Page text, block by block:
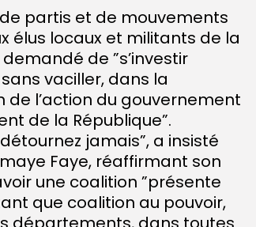
partis et de mouvements
élus locaux et militants de la
de ”s’investir
vaciller, dans la
de l’action du gouvernement
de la République”.
jamais”, a insisté
Faye, réaffirmant son
une coalition ”présente
que coalition au pouvoir,